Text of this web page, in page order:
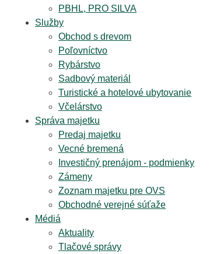
PBHL, PRO SILVA
Služby
Obchod s drevom
Poľovníctvo
Rybárstvo
Sadbový materiál
Turistické a hotelové ubytovanie
Včelárstvo
Správa majetku
Predaj majetku
Vecné bremená
Investičný prenájom - podmienky
Zámeny
Zoznam majetku pre OVS
Obchodné verejné súťaže
Médiá
Aktuality
Tlačové správy